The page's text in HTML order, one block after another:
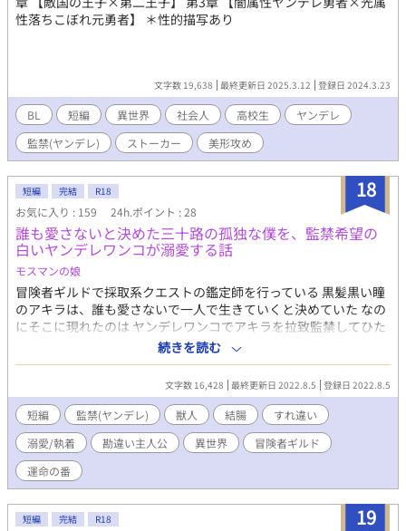
性落ちこぼれ元勇者】 ＊性的描写あり
文字数 19,638 最終更新日 2025.3.12 登録日 2024.3.23
BL 短編 異世界 社会人 高校生
ヤンデレ
監禁(ヤンデレ)
ストーカー 美形攻め
18
短編 完結 R18
お気に入り : 159 24h.ポイント : 28
誰も愛さないと決めた三十路の孤独な僕を、監禁希望の
白いヤンデレワンコが溺愛する話
モスマンの娘
冒険者ギルドで採取系クエストの鑑定師を行っている 黒髪黒い瞳
のアキラは、誰も愛さないで一人で生きていくと決めていた なの
にそこに現れたのは ヤンデレワンコでアキラを拉致監禁してひた
すらに求めてくる 軽く無理矢理表現あり 洗浄表現あり 夢から覚
めるなら殺して〜虐待を受けてきた白狼、天才科学者はなんとか
助け出すが、歪んだ性知識と無知な性知識、いつになったら幸せ
になれるの？ の登場人物のパロディです。 あいかわらずの、ジョ
ン✕アキラです。
続きを読む
文字数 16,428 最終更新日 2022.8.5 登録日 2022.8.5
短編 監禁(ヤンデレ) 獣人 結腸
すれ違い
溺愛/執着
勘違い主人公 異世界
冒険者ギルド
運命の番
19
短編 完結 R18